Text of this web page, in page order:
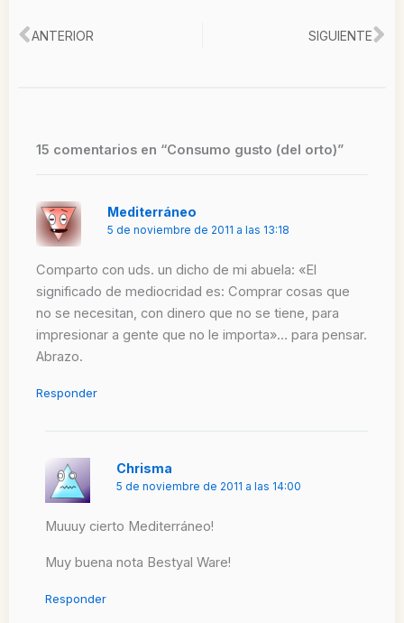
Ant
ANTERIOR SIGUIENTE
15 comentarios en “Consumo gusto (del orto)”
Mediterráneo
5 de noviembre de 2011 a las 13:18
Comparto con uds. un dicho de mi abuela: «El
significado de mediocridad es: Comprar cosas que
no se necesitan, con dinero que no se tiene, para
impresionar a gente que no le importa»… para pensar.
Abrazo.
Responder
Chrisma
5 de noviembre de 2011 a las 14:00
Muuuy cierto Mediterráneo!
Muy buena nota Bestyal Ware!
Responder